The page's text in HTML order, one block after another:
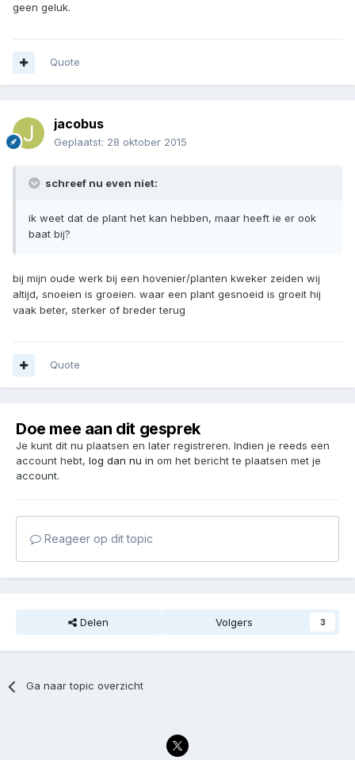
geen geluk.
Quote
jacobus
Geplaatst: 28 oktober 2015
schreef nu even niet:
ik weet dat de plant het kan hebben, maar heeft ie er ook
baat bij?
bij mijn oude werk bij een hovenier/planten kweker zeiden wij
altijd, snoeien is groeien. waar een plant gesnoeid is groeit hij
vaak beter, sterker of breder terug
Quote
Doe mee aan dit gesprek
Je kunt dit nu plaatsen en later registreren. Indien je reeds een
account hebt, log dan nu in om het bericht te plaatsen met je
account.
Reageer op dit topic
Delen Volgers 3
Ga naar topic overzicht